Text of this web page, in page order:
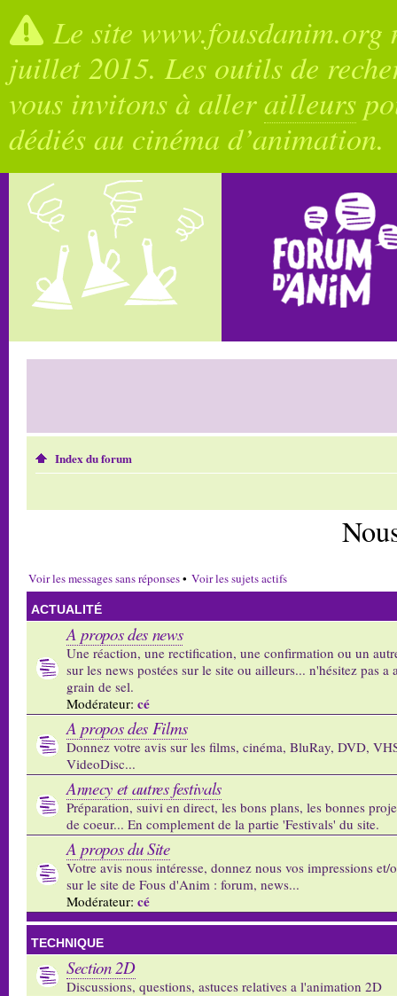
Le site
juillet 2015. Les outils de
vous invitons à allerailleurs
dédiés au cinéma d’animation.
Index du forum
Voir les messages sans réponses• Voir les sujets actifs
ACTUALITÉ
A propos des news
Une réaction, une rectification, une confirmation ou un
sur les news postées sur le site ou ailleurs... n'hésitez pas a
grain de sel.
Modérateur: cé
A propos des Films
Donnez votre avis sur les films, cinéma, BluRay, DVD,
VideoDisc...
Annecy et autres festivals
Préparation, suivi en direct, les bons plans, les bonnes
de coeur... En complement de la partie 'Festivals' du site.
A propos du Site
Votre avis nous intéresse, donnez nous vos impressions et/
sur le site de Fous d'Anim : forum, news...
Modérateur: cé
TECHNIQUE
Section 2D
Discussions, questions, astuces relatives a l'animation 2D